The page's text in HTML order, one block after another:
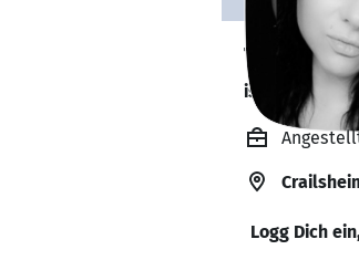
Tatjana
ist offen für
Logg Dich